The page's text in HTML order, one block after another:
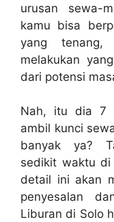
urusan sewa-
kamu bisa
yang
melakukan
dari potensi
Nah, itu dia 7
ambil kunci
banyak ya?
sedikit waktu di
detail ini akan
penyesalan
Liburan di Solo